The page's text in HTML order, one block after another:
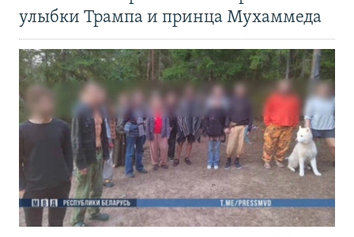
улыбки Трампа и принца Мухаммеда